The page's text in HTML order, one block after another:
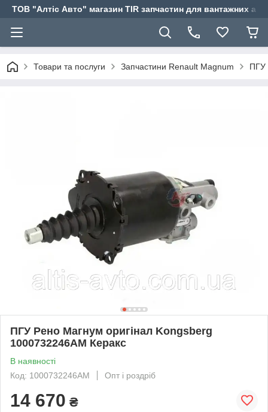
ТОВ "Алтіс Авто" магазин TIR запчастин для вантажних
Товари та послуги Запчастини Renault Magnum ПГУ
ПГУ Рено Магнум оригінал Kongsberg
1000732246AM Керакс
В наявності
Код: 1000732246AM
Опт і роздріб
14 670 ₴